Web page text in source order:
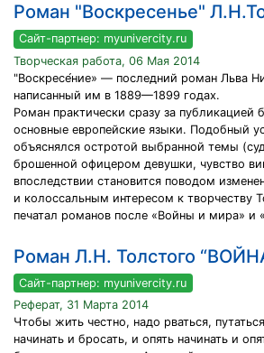
Роман "Воскресенье"
Сайт-партнер: myunivercity.ru
Творческая работа, 06 Мая 2014
"Воскресе́ние» — последний роман Льва
написанный им в 1889—1899 годах.
Роман практически сразу за публикацией
основные европейские языки. Подобный
объяснялся остротой выбранной темы
брошенной офицером девушки, чувство
впоследствии становится поводом
и колоссальным интересом к творчеству
печатал романов после «Войны и мира» и
Роман Л.Н. Толстого
Сайт-партнер: myunivercity.ru
Реферат, 31 Марта 2014
Чтобы жить честно, надо рваться,
начинать и бросать, и опять начинать и